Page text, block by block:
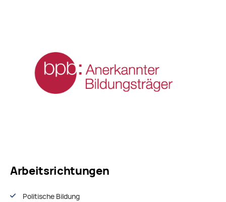
Arbeitsrichtungen
Politische Bildung